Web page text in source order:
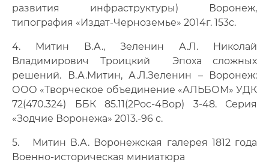
развития инфраструктуры) Воронеж,
типография «Издат-Черноземье» 2014г. 153с.
4. Митин В.А., Зеленин А.Л. Николай
Владимирович Троицкий Эпоха сложных
решений. В.А.Митин, А.Л.Зеленин – Воронеж:
ООО «Творческое объединение «АЛЬБОМ» УДК
72(470.324) ББК 85.11(2Рос-4Вор) 3-48. Серия
«Зодчие Воронежа» 2013.-96 с.
5. Митин В.А. Воронежская галерея 1812 года
Военно-историческая миниатюра